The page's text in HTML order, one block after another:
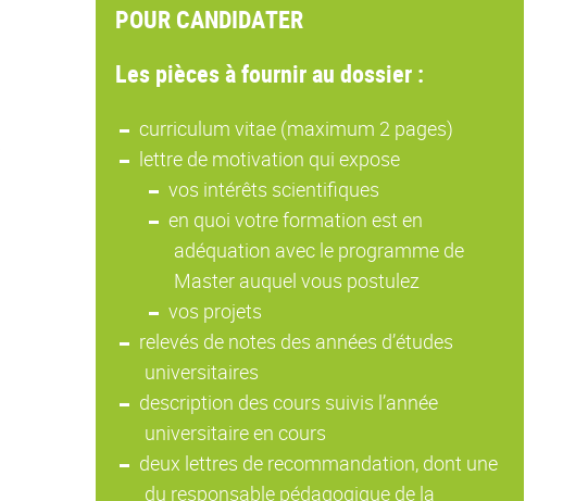
POUR CANDIDATER
Les pièces à fournir au dossier :
curriculum vitae (maximum 2 pages)
lettre de motivation qui expose
vos intérêts scientifiques
en quoi votre formation est en
adéquation avec le programme de
Master auquel vous postulez
vos projets
relevés de notes des années d’études
universitaires
description des cours suivis l’année
universitaire en cours
deux lettres de recommandation, dont une
du responsable pédagogique de la